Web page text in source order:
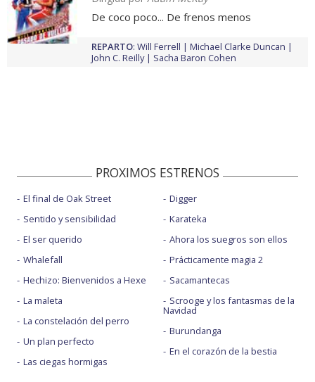
De coco poco... De frenos menos
REPARTO: Will Ferrell
Michael Clarke Duncan
John C. Reilly
Sacha Baron Cohen
PROXIMOS ESTRENOS
El final de Oak Street
Sentido y sensibilidad
El ser querido
Whalefall
Hechizo: Bienvenidos a Hexe
La maleta
La constelación del perro
Un plan perfecto
Las ciegas hormigas
Digger
Karateka
Ahora los suegros son ellos
Prácticamente magia 2
Sacamantecas
Scrooge y los fantasmas de la
Navidad
Burundanga
En el corazón de la bestia